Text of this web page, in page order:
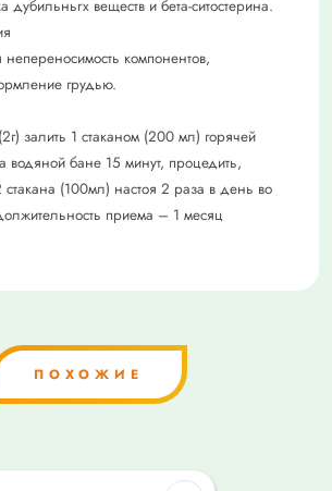
дубильньrх веществ и бета-ситостерина.
компонентов,
грудью.
залить 1 стаканом (200 мл) горячей
водяной бане 15 минут, процедить,
(100мл) настоя 2 раза в день во
приема – 1 месяц
ПОХОЖИЕ